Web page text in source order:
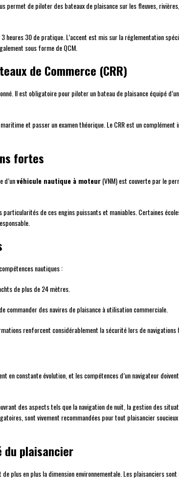
permet de piloter des bateaux de plaisance sur les fleuves,
30 de pratique. L’accent est mis sur la réglementation
sous forme de QCM.
de Commerce (CRR)
Il est obligatoire pour piloter un bateau de plaisance équipé
et passer un examen théorique. Le CRR est un
fortes
d’unvéhicule nautique à moteur(VNM) est couverte par le
de ces engins puissants et maniables. Certaines
nautiques :
de plus de 24 mètres.
commander des navires de plaisance à utilisation commerciale.
renforcent considérablement la sécurité lors de navigations
en constante évolution, et les compétences d’un navigateur
des aspects tels que la navigation de nuit, la gestion des
sont vivement recommandées pour tout plaisancier
du plaisancier
en plus la dimension environnementale. Les plaisanciers